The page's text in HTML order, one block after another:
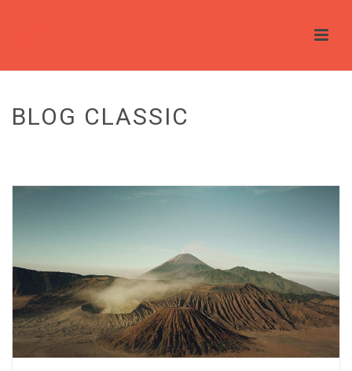
BLOG CLASSIC